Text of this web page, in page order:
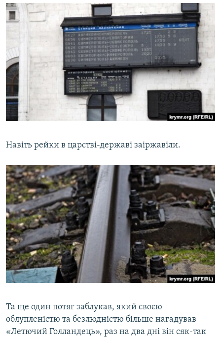
Навіть рейки в царстві-державі заіржавіли.
Та ще один потяг заблукав, який своєю
облупленістю та безлюдністю більше нагадував
«Летючий Голландець», раз на два дні він сяк-так